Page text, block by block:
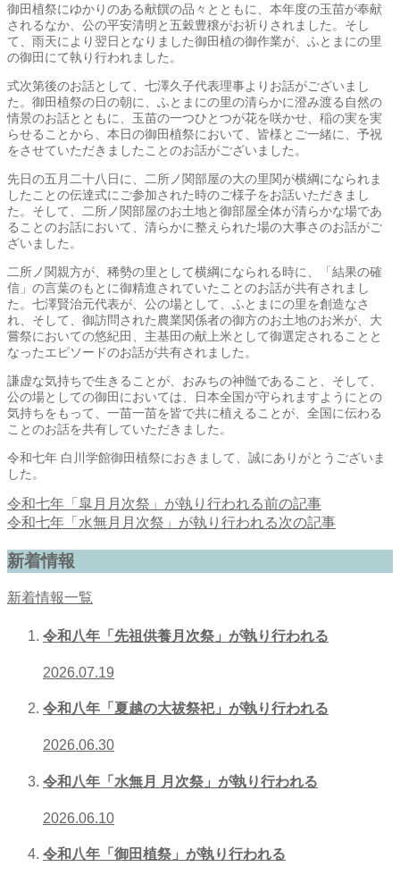
御田植祭にゆかりのある献饌の品々とともに、本年度の玉苗が奉献
されるなか、公の平安清明と五穀豊穣がお祈りされました。そし
て、雨天により翌日となりました御田植の御作業が、ふとまにの里
の御田にて執り行われました。
式次第後のお話として、七澤久子代表理事よりお話がございまし
た。御田植祭の日の朝に、ふとまにの里の清らかに澄み渡る自然の
情景のお話とともに、玉苗の一つひとつが花を咲かせ、稲の実を実
らせることから、本日の御田植祭において、皆様とご一緒に、予祝
をさせていただきましたことのお話がございました。
先日の五月二十八日に、二所ノ関部屋の大の里関が横綱になられま
したことの伝達式にご参加された時のご様子をお話いただきまし
た。そして、二所ノ関部屋のお土地と御部屋全体が清らかな場であ
ることのお話において、清らかに整えられた場の大事さのお話がご
ざいました。
二所ノ関親方が、稀勢の里として横綱になられる時に、「結果の確
信」の言葉のもとに御精進されていたことのお話が共有されまし
た。七澤賢治元代表が、公の場として、ふとまにの里を創造なさ
れ、そして、御訪問された農業関係者の御方のお土地のお米が、大
嘗祭においての悠紀田、主基田の献上米として御選定されることと
なったエピソードのお話が共有されました。
謙虚な気持ちで生きることが、おみちの神髄であること、そして、
公の場としての御田においては、日本全国が守られますようにとの
気持ちをもって、一苗一苗を皆で共に植えることが、全国に伝わる
ことのお話を共有していただきました。
令和七年 白川学館御田植祭におきまして、誠にありがとうございま
した。
令和七年「皐月月次祭」が執り行われる前の記事
令和七年「水無月月次祭」が執り行われる次の記事
新着情報
新着情報一覧
令和八年「先祖供養月次祭」が執り行われる
2026.07.19
令和八年「夏越の大祓祭祀」が執り行われる
2026.06.30
令和八年「水無月 月次祭」が執り行われる
2026.06.10
令和八年「御田植祭」が執り行われる